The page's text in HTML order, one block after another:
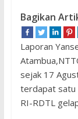
Bagikan
Laporan
sejak 17
terdapat satu
RI-RDTL